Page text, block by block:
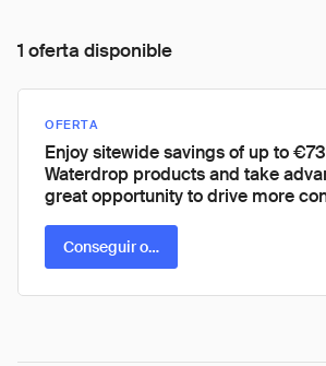
1 oferta disponible
OFERTA
Enjoy sitewide savings of up to
Waterdrop products and take
great opportunity to drive more
Conseguir oferta